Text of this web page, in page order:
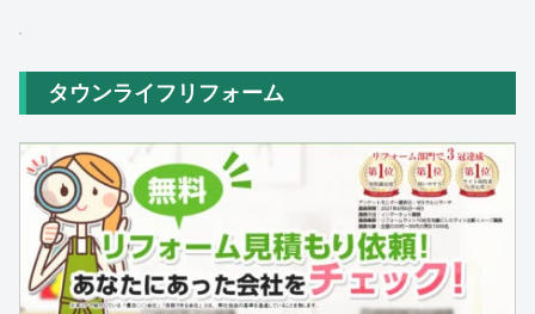
タウンライフリフォーム